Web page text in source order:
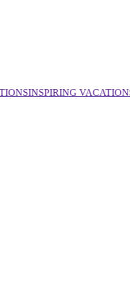
INSPIRING VACATIONS